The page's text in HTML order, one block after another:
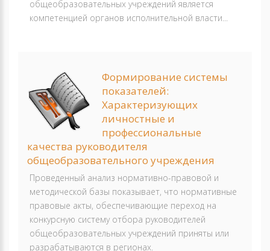
общеобразовательных учреждений является
компетенцией органов исполнительной власти...
Формирование системы
показателей:
Характеризующих
личностные и
профессиональные
качества руководителя
общеобразовательного учреждения
Проведенный анализ нормативно-правовой и
методической базы показывает, что нормативные
правовые акты, обеспечивающие переход на
конкурсную систему отбора руководителей
общеобразовательных учреждений приняты или
разрабатываются в регионах.